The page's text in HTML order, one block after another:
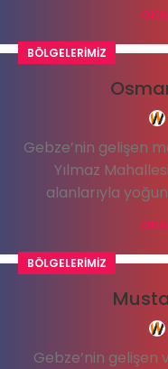
BÖLGELERIMIZ
Gebze’nin gelişen
Yılmaz
alanlarıyla
BÖLGELERIMIZ
Gebze’nin